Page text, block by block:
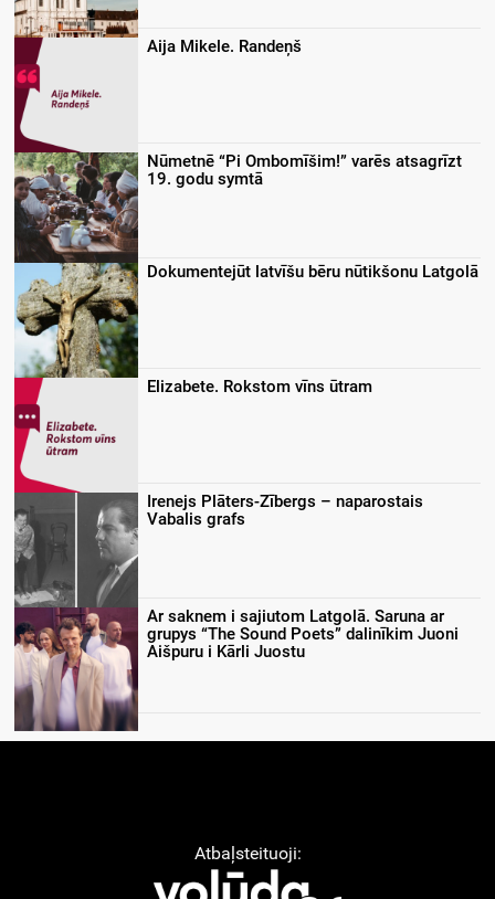
Aija Mikele. Randeņš
Nūmetnē “Pi Ombomīšim!” varēs atsagrīzt
19. godu symtā
Dokumentejūt latvīšu bēru nūtikšonu Latgolā
Elizabete. Rokstom vīns ūtram
Irenejs Plāters-Zībergs – naparostais
Vabalis grafs
Ar saknem i sajiutom Latgolā. Saruna ar
grupys “The Sound Poets” dalinīkim Juoni
Aišpuru i Kārli Juostu
Atbaļsteituoji: